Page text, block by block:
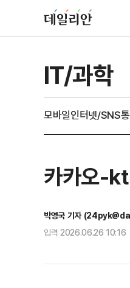
IT/과학
모바일인터넷/SNS
카카오-
박영국 기자
입력 2026.06.26